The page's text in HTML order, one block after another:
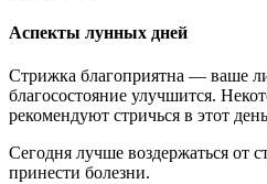
Аспекты лунных дней
Стрижка благоприятна — ваше
благосостояние улучшится.
рекомендуют стричься в этот
Сегодня лучше воздержаться от
принести болезни.